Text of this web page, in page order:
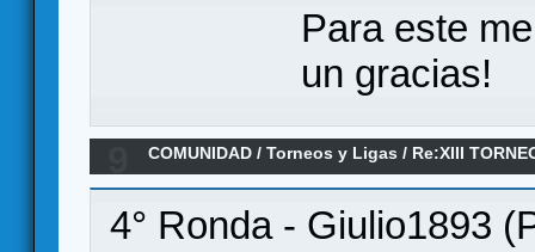
Para este
un gracias!
COMUNIDAD /Torneos y Ligas / Re:XIII
4° Ronda - Giulio1893